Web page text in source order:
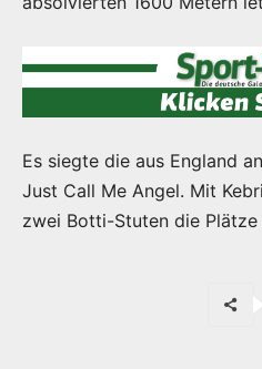
Es siegte die aus England
Just Call Me Angel. Mit
zwei Botti-Stuten die